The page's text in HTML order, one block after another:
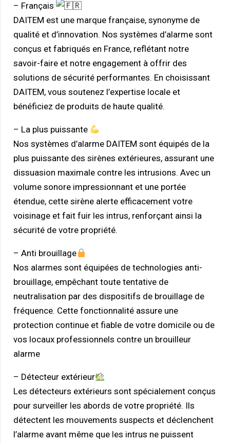
– Français
DAITEM est une marque française, synonyme de
qualité et d’innovation. Nos systèmes d’alarme sont
conçus et fabriqués en France, reflétant notre
savoir-faire et notre engagement à offrir des
solutions de sécurité performantes. En choisissant
DAITEM, vous soutenez l’expertise locale et
bénéficiez de produits de haute qualité.
– La plus puissante
Nos systèmes d’alarme DAITEM sont équipés de la
plus puissante des sirènes extérieures, assurant une
dissuasion maximale contre les intrusions. Avec un
volume sonore impressionnant et une portée
étendue, cette sirène alerte efficacement votre
voisinage et fait fuir les intrus, renforçant ainsi la
sécurité de votre propriété.
– Anti brouillage
Nos alarmes sont équipées de technologies anti-
brouillage, empêchant toute tentative de
neutralisation par des dispositifs de brouillage de
fréquence. Cette fonctionnalité assure une
protection continue et fiable de votre domicile ou de
vos locaux professionnels contre un brouilleur
alarme
– Détecteur extérieur
Les détecteurs extérieurs sont spécialement conçus
pour surveiller les abords de votre propriété. Ils
détectent les mouvements suspects et déclenchent
l’alarme avant même que les intrus ne puissent